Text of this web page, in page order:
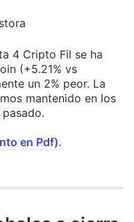
4 Cripto Fil se ha
(+5.21% vs
un 2% peor. La
mantenido en los
en Pdf).